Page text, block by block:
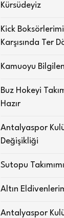
Kürsüdeyiz
Kick
Karşısında Ter
Kamuoyu
Buz Hokeyi
Hazır
Antalyaspor
Değişikliği
Sutopu
Altın
Antalyaspor